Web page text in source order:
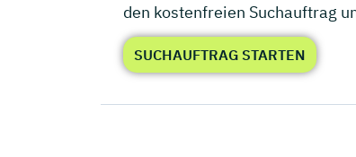
den kostenfreien Suchauftrag
SUCHAUFTRAG STARTEN